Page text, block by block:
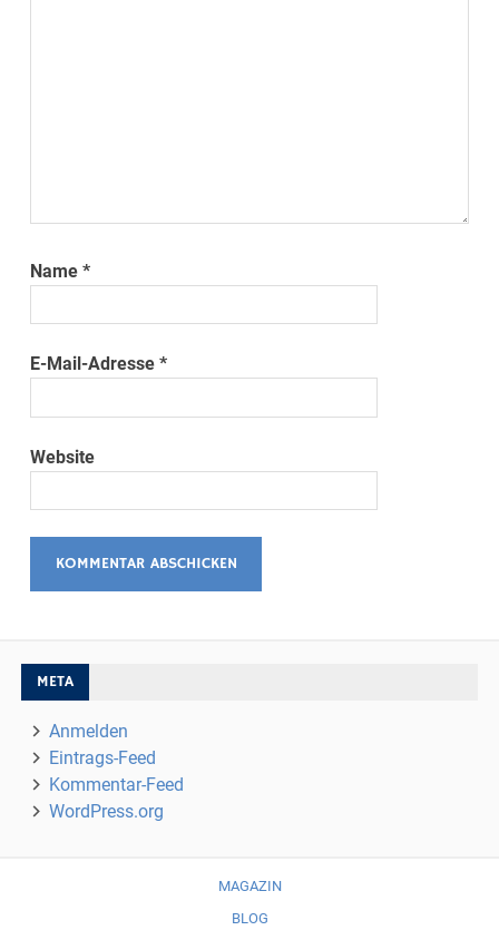
Name*
E-Mail-Adresse*
Website
META
Anmelden
Eintrags-Feed
Kommentar-Feed
WordPress.org
MAGAZIN
BLOG